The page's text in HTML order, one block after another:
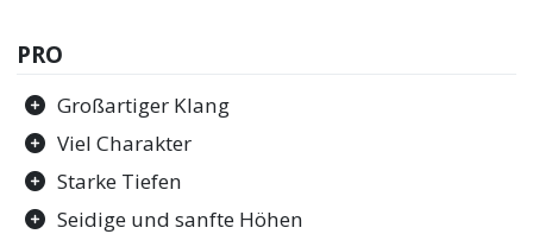
PRO
Großartiger Klang
Viel Charakter
Starke Tiefen
Seidige und sanfte Höhen